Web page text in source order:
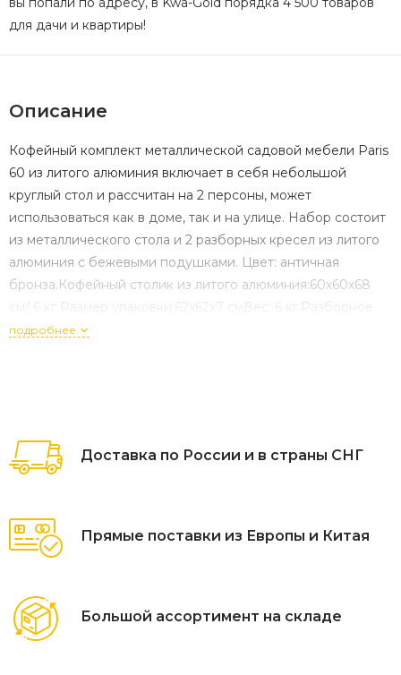
для дачи и квартиры!
Описание
Кофейный комплект металлической садовой мебели Paris
60 из литого алюминия включает в себя небольшой
круглый стол и рассчитан на 2 персоны, может
использоваться как в доме, так и на улице. Набор состоит
из металлического стола и 2 разборных кресел из литого
алюминия с бежевыми подушками. Цвет: античная
бронза.Кофейный столик из литого алюминия:60х60х68
см/ 6 кг Размер упаковки:62x62x7 смВес: 6 кг.Разборное
кресло из литого алюминия – 55*54*80 см/ 7,5 кг ( 2 шткуи в
подробнее
Доставка по России и в страны СНГ
Прямые поставки из Европы и Китая
Большой ассортимент на складе